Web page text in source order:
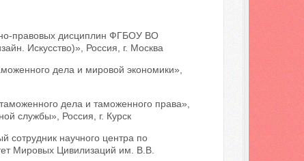
правовых дисциплин ФГБОУ ВО
Искусство)», Россия, г. Москва
дела и мировой экономики»,
дела и таможенного права»,
службы», Россия, г. Курск
сотрудник научного центра по
Мировых Цивилизаций им. В.В.